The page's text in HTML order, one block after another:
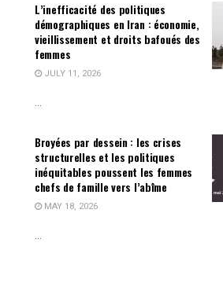
L’inefficacité des politiques
démographiques en Iran : économie,
vieillissement et droits bafoués des
femmes
JULY 11, 2026
Broyées par dessein : les crises
structurelles et les politiques
inéquitables poussent les femmes
chefs de famille vers l’abîme
MAY 18, 2026